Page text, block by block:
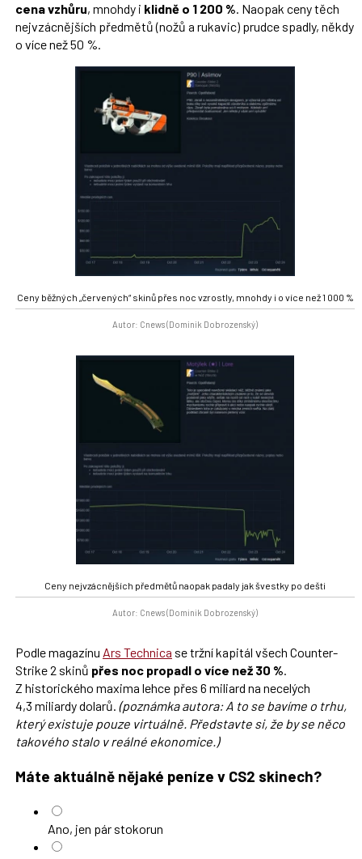
cena vzhůru, mnohdy i klidně o 1 200 %. Naopak ceny těch
nejvzácnějších předmětů (nožů a rukavic) prudce spadly, někdy
o více než 50 %.
Ceny běžných „červených“ skinů přes noc vzrostly, mnohdy i o více než 1 000 %
Autor: Cnews (Dominik Dobrozenský)
Ceny nejvzácnějších předmětů naopak padaly jak švestky po dešti
Autor: Cnews (Dominik Dobrozenský)
Podle magazínu Ars Technica se tržní kapitál všech Counter-
Strike 2 skinů přes noc propadl o více než 30 %.
Z historického maxima lehce přes 6 miliard na necelých
4,3 miliardy dolarů. (poznámka autora: A to se bavíme o trhu,
který existuje pouze virtuálně. Představte si, že by se něco
takového stalo v reálné ekonomice.)
Máte aktuálně nějaké peníze v CS2 skinech?
Ano, jen pár stokorun